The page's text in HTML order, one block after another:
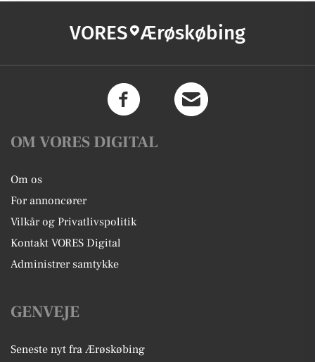
VORES Ærøskøbing
OM VORES DIGITAL
Om os
For annoncører
Vilkår og Privatlivspolitik
Kontakt VORES Digital
Administrer samtykke
GENVEJE
Seneste nyt fra Ærøskøbing